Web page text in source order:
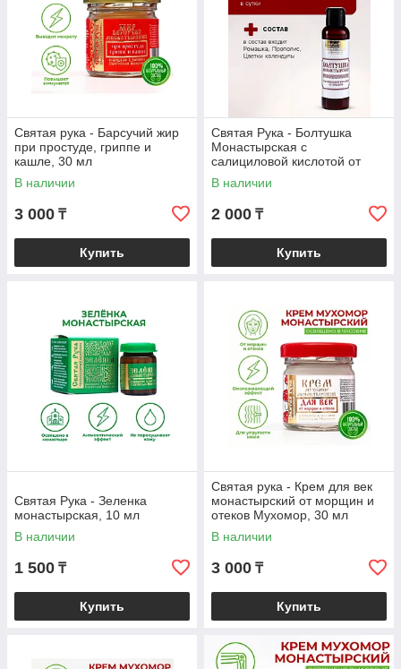
Святая рука - Барсучий жир
при простуде, гриппе и
кашле, 30 мл
В наличии
3 000 ₸
Купить
Святая Рука - Болтушка
Монастырская с
салициловой кислотой от
прыщей, 100 мл
В наличии
2 000 ₸
Купить
Святая Рука - Зеленка
монастырская, 10 мл
В наличии
1 500 ₸
Купить
Святая рука - Крем для век
монастырский от морщин и
отеков Мухомор, 30 мл
В наличии
3 000 ₸
Купить